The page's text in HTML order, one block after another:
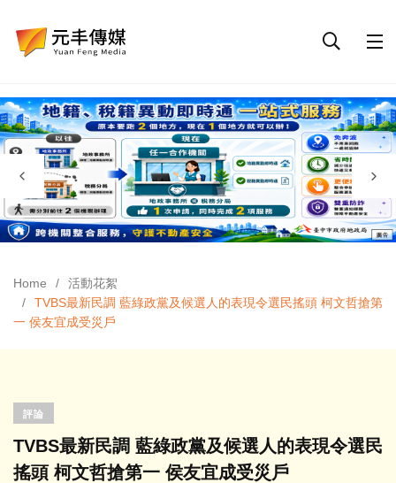
Home
活動花絮
TVBS最新民調 藍綠政黨及候選人的表現令選民搖頭 柯文哲搶第
一 侯友宜成受災戶
評論
TVBS最新民調 藍綠政黨及候選人的表現令選民
搖頭 柯文哲搶第一 侯友宜成受災戶